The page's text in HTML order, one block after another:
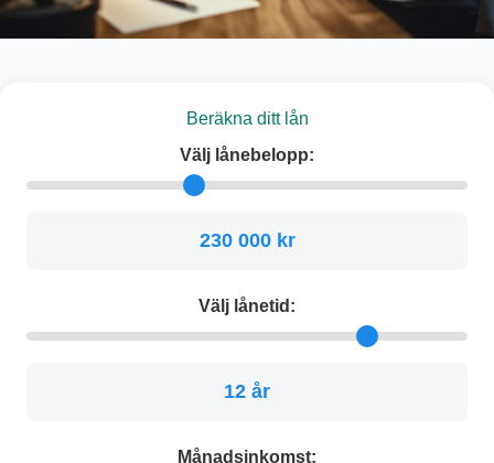
Beräkna ditt lån
Välj lånebelopp:
230 000 kr
Välj lånetid:
12 år
Månadsinkomst: